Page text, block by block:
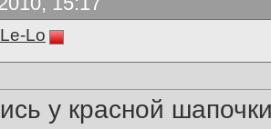
Lo
у красной